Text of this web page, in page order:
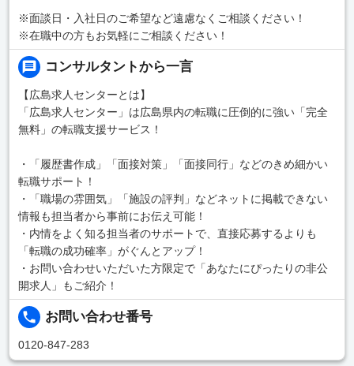
※面談日・入社日のご希望など遠慮なくご相談ください！
※在職中の方もお気軽にご相談ください！
コンサルタントから一言
【広島求人センターとは】
「広島求人センター」は広島県内の転職に圧倒的に強い「完全
無料」の転職支援サービス！
・「履歴書作成」「面接対策」「面接同行」などのきめ細かい
転職サポート！
・「職場の雰囲気」「施設の評判」などネットに掲載できない
情報も担当者から事前にお伝え可能！
・内情をよく知る担当者のサポートで、直接応募するよりも
「転職の成功確率」がぐんとアップ！
・お問い合わせいただいた方限定で「あなたにぴったりの非公
開求人」もご紹介！
お問い合わせ番号
0120-847-283